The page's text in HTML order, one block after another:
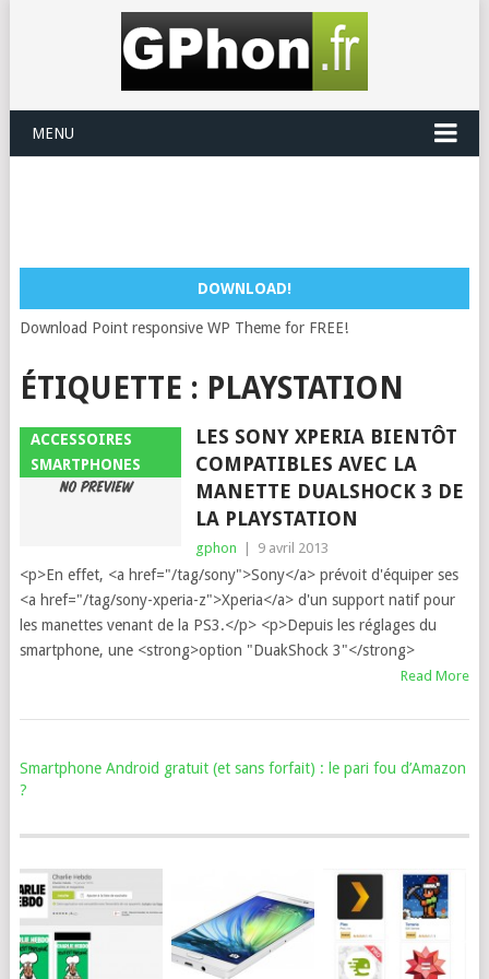
MENU
DOWNLOAD!
Download Point responsive WP Theme for FREE!
ÉTIQUETTE : PLAYSTATION
ACCESSOIRES
SMARTPHONES
LES SONY XPERIA BIENTÔT
COMPATIBLES AVEC LA
MANETTE DUALSHOCK 3 DE
LA PLAYSTATION
gphon 9 avril 2013
<p>En effet, <a href="/tag/sony">Sony</a> prévoit d'équiper ses
<a href="/tag/sony-xperia-z">Xperia</a> d'un support natif pour
les manettes venant de la PS3.</p> <p>Depuis les réglages du
smartphone, une <strong>option "DuakShock 3"</strong>
Read More
Smartphone Android gratuit (et sans forfait) : le pari fou d’Amazon
?